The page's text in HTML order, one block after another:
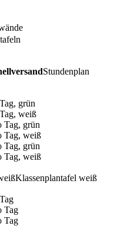
Stundenplan
grün
weiß
Tag, grün
Tag, weiß
Tag, grün
Tag, weiß
Klassenplantafel weiß
Tag
Tag